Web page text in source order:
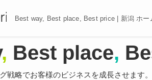
Best way, Best place, Best price | 新潟 ホー
, Best place,
戦略でお客様のビジネスを成長させます。